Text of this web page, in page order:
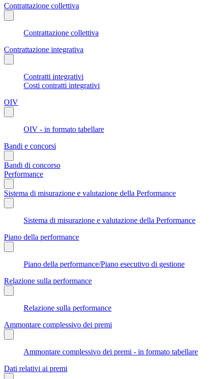
Contrattazione collettiva
Contrattazione collettiva
Contrattazione integrativa
Contratti integrativi
Costi contratti integrativi
OIV
OIV - in formato tabellare
Bandi e concorsi
Bandi di concorso
Performance
Sistema di misurazione e valutazione della Performance
Sistema di misurazione e valutazione della Performance
Piano della performance
Piano della performance/Piano esecutivo di gestione
Relazione sulla performance
Relazione sulla performance
Ammontare complessivo dei premi
Ammontare complessivo dei premi - in formato tabellare
Dati relativi ai premi